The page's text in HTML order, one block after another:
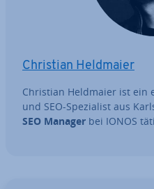
Christian Heldmaier
Christian Heldmaier ist ein
und SEO-Spe­zia­list aus
SEO Manager bei IONOS